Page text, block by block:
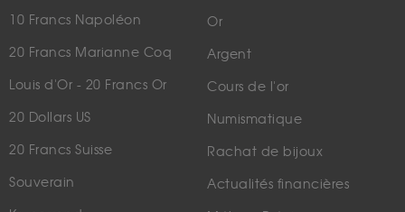
10 Francs Napoléon
20 Francs Marianne Coq
Louis d'Or - 20 Francs Or
20 Dollars US
20 Francs Suisse
Souverain
Or
Argent
Cours de l'or
Numismatique
Rachat de bijoux
Actualités financières